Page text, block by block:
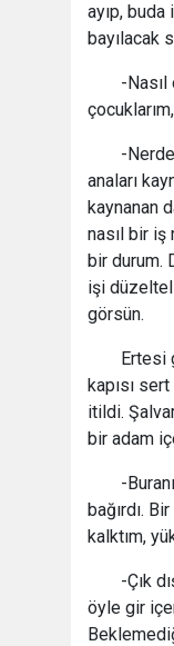
ayıp,
bayılacak
-
-
anaları
kaynanan
nasıl bir iş
bir durum.
işi
görsün.
Ertesi
kapısı
itildi.
bir adam
-
bağırdı.
kalktım,
-Çık
öyle gir